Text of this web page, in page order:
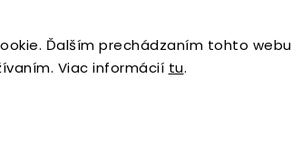
Ďalším prechádzaním tohto webu
Viac informácií tu.